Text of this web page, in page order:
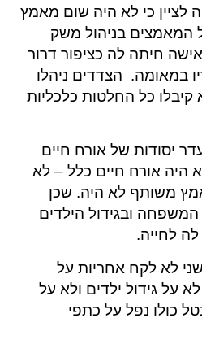
לציין כי לא היה שום מאמץ
בניהול משק
חיתה לה כציפור דרור
במאומה. הצדדים ניהלו
כל החלטות כלכליות
יסודות של אורח חיים
היה אורח חיים כלל – לא
משותף לא היה. שכן
ובגידול הילדים
לחייה.
לא לקח אחריות על
על גידול ילדים ולא על
כולו נפל על כתפי